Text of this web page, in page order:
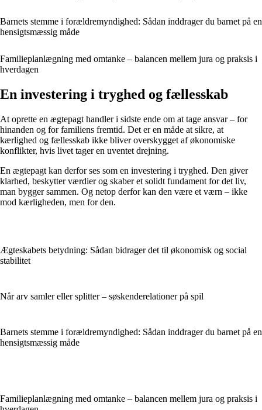
Barnets stemme i forældremyndighed: Sådan inddrager du barnet på en
hensigtsmæssig måde
Familieplanlægning med omtanke – balancen mellem jura og praksis i
hverdagen
En investering i tryghed og fællesskab
At oprette en ægtepagt handler i sidste ende om at tage ansvar – for
hinanden og for familiens fremtid. Det er en måde at sikre, at
kærlighed og fællesskab ikke bliver overskygget af økonomiske
konflikter, hvis livet tager en uventet drejning.
En ægtepagt kan derfor ses som en investering i tryghed. Den giver
klarhed, beskytter værdier og skaber et solidt fundament for det liv,
man bygger sammen. Og netop derfor kan den være et værn – ikke
mod kærligheden, men for den.
Ægteskabets betydning: Sådan bidrager det til økonomisk og social
stabilitet
Når arv samler eller splitter – søskenderelationer på spil
Barnets stemme i forældremyndighed: Sådan inddrager du barnet på en
hensigtsmæssig måde
Familieplanlægning med omtanke – balancen mellem jura og praksis i